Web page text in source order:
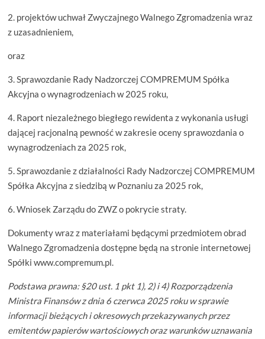
2. projektów uchwał Zwyczajnego Walnego Zgromadzenia wraz
z uzasadnieniem,
oraz
3. Sprawozdanie Rady Nadzorczej COMPREMUM Spółka
Akcyjna o wynagrodzeniach w 2025 roku,
4. Raport niezależnego biegłego rewidenta z wykonania usługi
dającej racjonalną pewność w zakresie oceny sprawozdania o
wynagrodzeniach za 2025 rok,
5. Sprawozdanie z działalności Rady Nadzorczej COMPREMUM
Spółka Akcyjna z siedzibą w Poznaniu za 2025 rok,
6. Wniosek Zarządu do ZWZ o pokrycie straty.
Dokumenty wraz z materiałami będącymi przedmiotem obrad
Walnego Zgromadzenia dostępne będą na stronie internetowej
Spółki www.compremum.pl.
Podstawa prawna: §20 ust. 1 pkt 1), 2) i 4) Rozporządzenia
Ministra Finansów z dnia 6 czerwca 2025 roku w sprawie
informacji bieżących i okresowych przekazywanych przez
emitentów papierów wartościowych oraz warunków uznawania